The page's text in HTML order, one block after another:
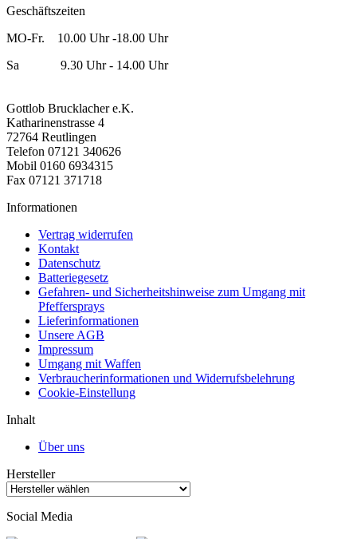
Geschäftszeiten
MO-Fr. 10.00 Uhr -18.00 Uhr
Sa 9.30 Uhr - 14.00 Uhr
Gottlob Brucklacher e.K.
Katharinenstrasse 4
72764 Reutlingen
Telefon 07121 340626
Mobil 0160 6934315
Fax 07121 371718
Informationen
Vertrag widerrufen
Kontakt
Datenschutz
Batteriegesetz
Gefahren- und Sicherheitshinweise zum Umgang mit
Pfeffersprays
Lieferinformationen
Unsere AGB
Impressum
Umgang mit Waffen
Verbraucherinformationen und Widerrufsbelehrung
Cookie-Einstellung
Inhalt
Über uns
Hersteller
Social Media